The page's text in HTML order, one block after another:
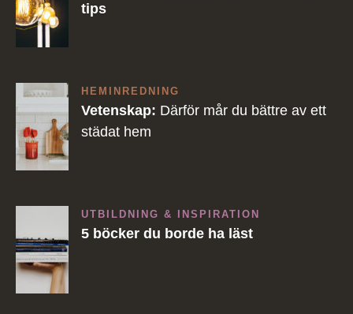
tips
HEMINREDNING
Vetenskap: Därför mår du bättre av ett
städat hem
UTBILDNING & INSPIRATION
5 böcker du borde ha läst